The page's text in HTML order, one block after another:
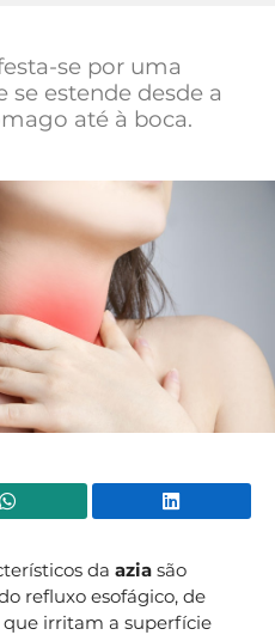
se por uma
se estende desde a
até à boca.
WhatsApp
da azia são
refluxo esofágico, de
que irritam a superfície